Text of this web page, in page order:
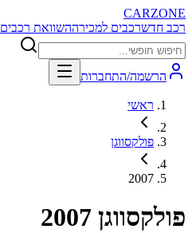
CARZONE
רכב חדשרכבים למכירההשוואת רכבים
הרשמה/התחברות
ראשי
פולקסווגן
2007
פולקסווגן 2007